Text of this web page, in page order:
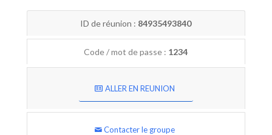
ID de réunion : 84935493840
Code / mot de passe : 1234
ALLER EN REUNION
Contacter le groupe